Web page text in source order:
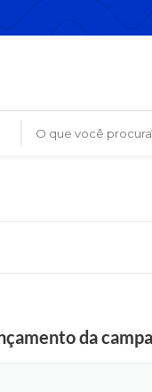
O que você procura?
da